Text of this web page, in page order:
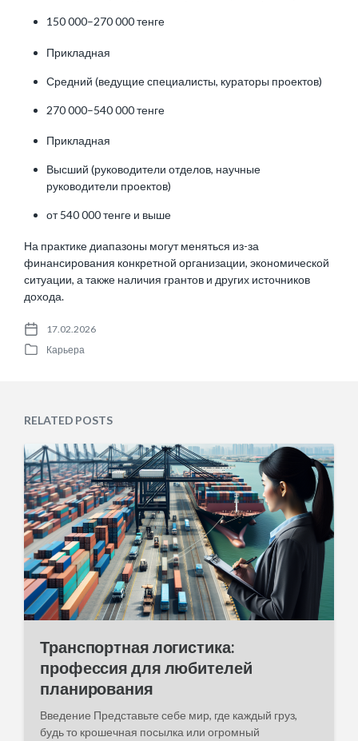
150 000–270 000 тенге
Прикладная
Средний (ведущие специалисты, кураторы проектов)
270 000–540 000 тенге
Прикладная
Высший (руководители отделов, научные
руководители проектов)
от 540 000 тенге и выше
На практике диапазоны могут меняться из-за
финансирования конкретной организации, экономической
ситуации, а также наличия грантов и других источников
дохода.
P
t
17.02.2026
P
d
i
n
Карьера
RELATED POSTS
Транспортная логистика:
профессия для любителей
планирования
Введение Представьте себе мир, где каждый груз,
будь то крошечная посылка или огромный